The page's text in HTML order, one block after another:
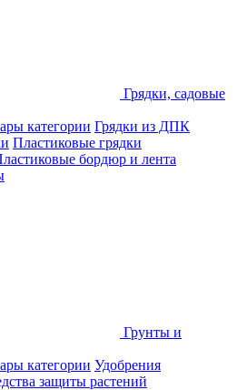
Грядки, садовые
категории Грядки из ДПК
Пластиковые грядки
бордюр и лента
Грунты и
категории Удобрения
защиты растений